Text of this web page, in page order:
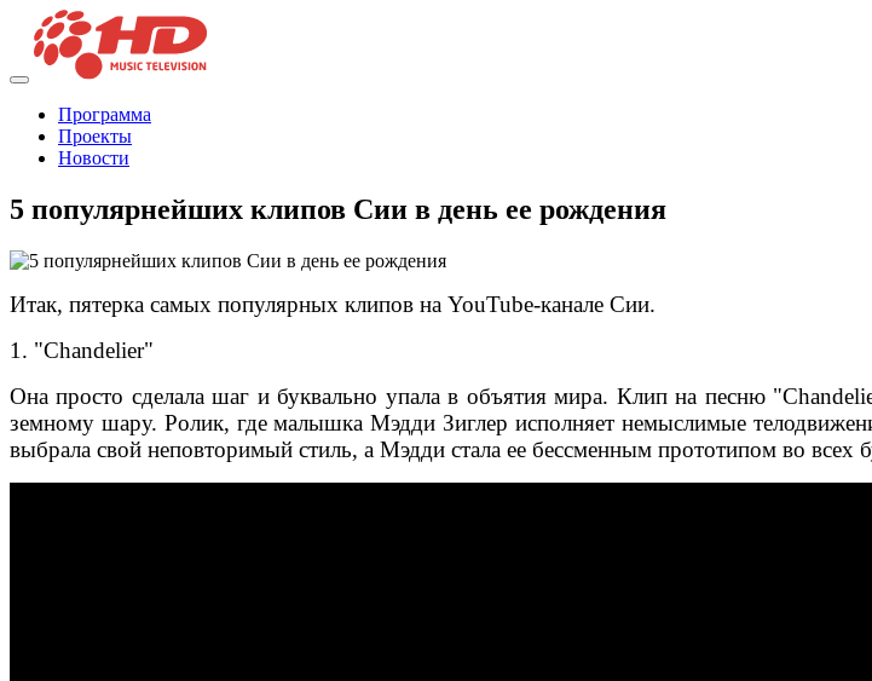
Программа
Проекты
Новости
5 популярнейших клипов Сии в день ее рождения
Итак, пятерка самых популярных клипов на YouTube-канале Сии.
1. "Chandelier"
Она просто сделала шаг и буквально упала в объятия мира. Клип на песню
земному шару. Ролик, где малышка Мэдди Зиглер исполняет немыслимые
выбрала свой неповторимый стиль, а Мэдди стала ее бессменным прототипом во всех